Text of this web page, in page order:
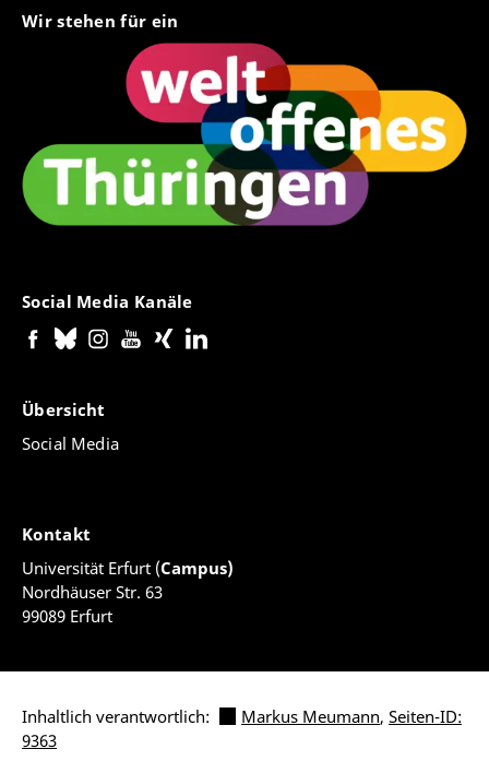
Wir stehen für ein
Social Media Kanäle
Übersicht
Social Media
Kontakt
Universität Erfurt (Campus)
Nordhäuser Str. 63
99089 Erfurt
Inhaltlich verantwortlich: Markus Meumann, Seiten-ID:
9363